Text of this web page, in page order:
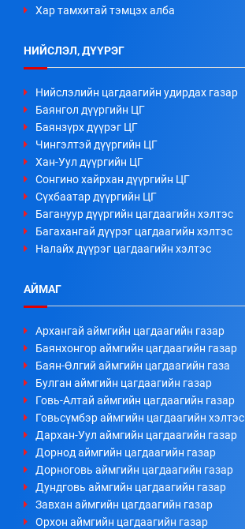
Хар тамхитай тэмцэх алба
НИЙСЛЭЛ, ДҮҮРЭГ
Нийслэлийн цагдаагийн удирдах газар
Баянгол дүүргийн ЦГ
Баянзүрх дүүрэг ЦГ
Чингэлтэй дүүргийн ЦГ
Хан-Уул дүүргийн ЦГ
Сонгино хайрхан дүүргийн ЦГ
Сүхбаатар дүүргийн ЦГ
Багануур дүүргийн цагдаагийн хэлтэс
Багахангай дүүрэг цагдаагийн хэлтэс
Налайх дүүрэг цагдаагийн хэлтэс
АЙМАГ
Архангай аймгийн цагдаагийн газар
Баянхонгор аймгийн цагдаагийн газар
Баян-Өлгий аймгийн цагдаагийн газа
Булган аймгийн цагдаагийн газар
Говь-Алтай аймгийн цагдаагийн газар
Говьсүмбэр аймгийн цагдаагийн хэлтэс
Дархан-Уул аймгийн цагдаагийн газар
Дорнод аймгийн цагдаагийн газар
Дорноговь аймгийн цагдаагийн газар
Дундговь аймгийн цагдаагийн газар
Завхан аймгийн цагдаагийн газар
Орхон аймгийн цагдаагийн газар